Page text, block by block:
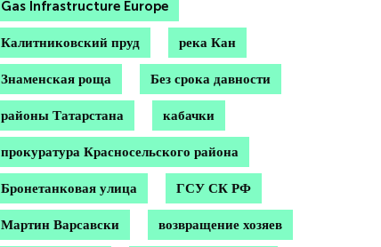
Gas Infrastructure Europe
Калитниковский пруд река Кан
Знаменская роща Без срока давности
районы Татарстана кабачки
прокуратура Красносельского района
Бронетанковая улица ГСУ СК РФ
Мартин Варсавски возвращение хозяев